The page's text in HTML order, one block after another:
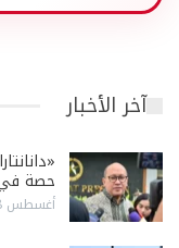
آخر الأخبار
حصة
أغسطس 8, 2026